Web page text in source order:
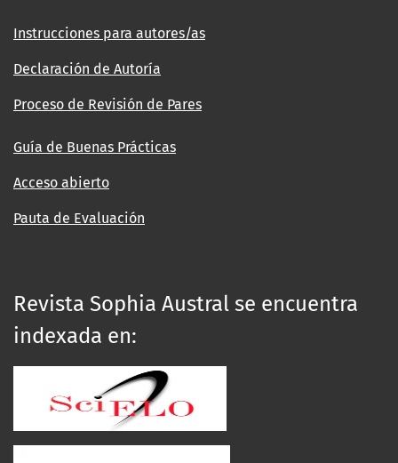
Instrucciones para autores/as
Declaración de Autoría
Proceso de Revisión de Pares
Guía de Buenas Prácticas
Acceso abierto
Pauta de Evaluación
Revista Sophia Austral se encuentra
indexada en: